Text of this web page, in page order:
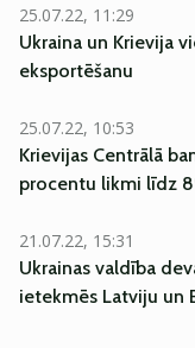
25.07.22, 11:29
Ukraina un Krievija
eksportēšanu
25.07.22, 10:53
Krievijas Centrālā
procentu likmi līdz
21.07.22, 15:31
Ukrainas valdība
ietekmēs Latviju un